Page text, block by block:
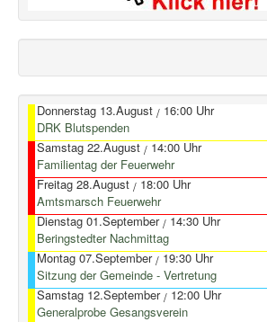
Donnerstag 13.August / 16:00 Uhr
DRK Blutspenden
Samstag 22.August / 14:00 Uhr
Familientag der Feuerwehr
Freitag 28.August / 18:00 Uhr
Amtsmarsch Feuerwehr
Dienstag 01.September/ 14:30 Uhr
Beringstedter Nachmittag
Montag 07.September/ 19:30 Uhr
Sitzung der Gemeinde - Vertretung
Samstag 12.September/ 12:00 Uhr
Generalprobe Gesangsverein